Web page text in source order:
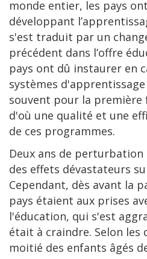
monde entier, les pays
développant
s'est traduit par un
précédent dans l’offre
pays ont dû instaurer en
systèmes
souvent pour la première
d'où une qualité et une
de ces programmes.
Deux ans de
des effets dévastateurs
Cependant, dès avant la
pays étaient aux prises
l'éducation, qui s'est
était à craindre. Selon les
moitié des enfants âgés